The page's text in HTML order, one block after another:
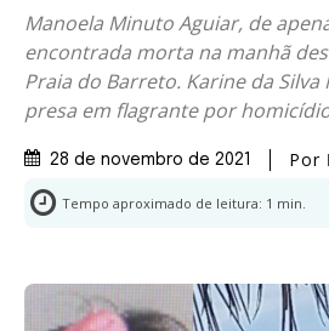
Manoela Minuto Aguiar, de
encontrada morta na manhã
Praia do Barreto. Karine da
presa em flagrante por
28 de novembro de 2021 Por
Tempo aproximado de leitura: 1 min.